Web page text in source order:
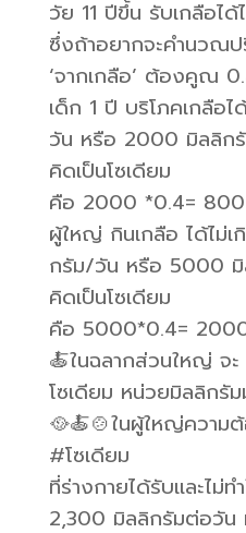
วัย 11 ปีขึ้น รับเกลือไ
ซึ่งถ้าอยากจะคำนวณป
‘จากเกลือ’ ต้องคูณ
เด็ก 1 ปี บริโภคเกลือ
วัน หรือ 2000 มิลลิก
คิดเป็นโซเดียม
คือ 2000 *0.4=
ผู้ใหญ่ กินเกลือ ได้ไม่เ
กรัม/วัน หรือ 5000
คิดเป็นโซเดียม
คือ 5000*0.4=
🍝ในฉลากส่วนใหญ่ จ
โซเดียม หน่วยมิลลิกรัม
🥘🍝🍲ในผู้ใหญ่ความ
#โซเดียม
ที่ร่างกายได้รับและไม่
2,300 มิลลิกรัมต่อวัน